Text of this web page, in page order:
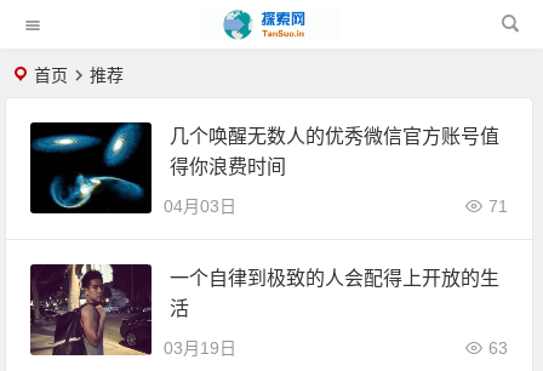
首页 推荐
几个唤醒无数人的优秀微信官方账号值
得你浪费时间
04月03日 71
一个自律到极致的人会配得上开放的生
活
03月19日 63